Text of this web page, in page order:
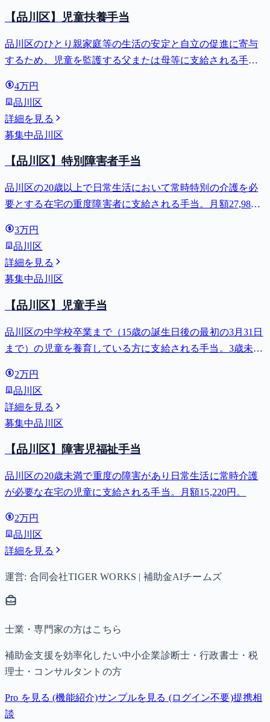
【品川区】児童扶養手当
品川区のひとり親家庭等の生活の安定と自立の促進に寄与
するため、児童を監護する父または母等に支給される手
4万円
品川区
詳細を見る
募集中品川区
【品川区】特別障害者手当
品川区の20歳以上で日常生活において常時特別の介護を必
要とする在宅の重度障害者に支給される手当。月額27,980
3万円
品川区
詳細を見る
募集中品川区
【品川区】児童手当
品川区の中学校卒業まで（15歳の誕生日後の最初の3月31日
まで）の児童を養育している方に支給される手当。3歳未満
子以降は15,000円）、中学生は月額10,000円。
2万円
品川区
詳細を見る
募集中品川区
【品川区】障害児福祉手当
品川区の20歳未満で重度の障害があり日常生活に常時介護
が必要な在宅の児童に支給される手当。月額15,220円。
2万円
品川区
詳細を見る
運営: 合同会社TIGER WORKS | 補助金AIチームズ
士業・専門家の方はこちら
補助金支援を効率化したい中小企業診断士・行政書士・税
理士・コンサルタントの方
Pro を見る (機能紹介)サンプルを見る (ログイン不要)提携相
談